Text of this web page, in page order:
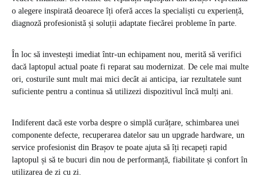
o alegere inspirată deoarece îți oferă acces la specialiști cu experiență,
diagnoză profesionistă și soluții adaptate fiecărei probleme în parte.
În loc să investești imediat într-un echipament nou, merită să verifici
dacă laptopul actual poate fi reparat sau modernizat. De cele mai multe
ori, costurile sunt mult mai mici decât ai anticipa, iar rezultatele sunt
suficiente pentru a continua să utilizezi dispozitivul încă mulți ani.
Indiferent dacă este vorba despre o simplă curățare, schimbarea unei
componente defecte, recuperarea datelor sau un upgrade hardware, un
service profesionist din Brașov te poate ajuta să îți recapeți rapid
laptopul și să te bucuri din nou de performanță, fiabilitate și confort în
utilizarea de zi cu zi.